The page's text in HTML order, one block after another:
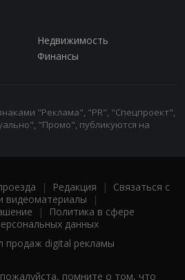
Недвижимость
Финансы
"Реклама", "PR", "Спецпроект",
"Промо", публикуются на
| Редакция | Связаться с
видеоматериалы |
|
Политика в сфере
данных
продаж digital рекламы
помните о том, что